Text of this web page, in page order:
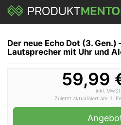
Skip
main
Der neue Echo Dot (3. Gen.)
Lautsprecher mit Uhr und
59,99
inkl. MwSt.
Zuletzt aktualisiert am: 1.